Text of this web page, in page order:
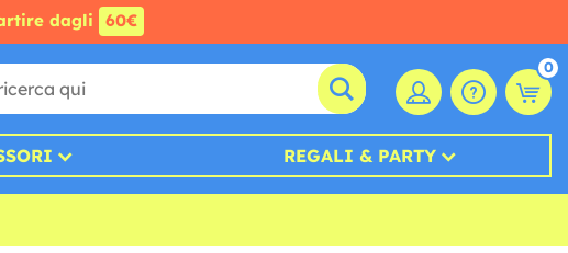
dagli 60€
0
REGALI & PARTY